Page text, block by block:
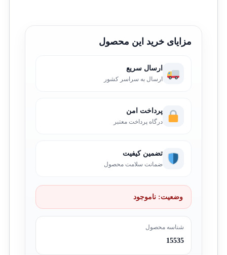
مزایای خرید این محصول
ارسال سریع
ارسال به سراسر کشور
پرداخت امن
درگاه پرداخت معتبر
تضمین کیفیت
ضمانت سلامت محصول
وضعیت: ناموجود
شناسه محصول
15535